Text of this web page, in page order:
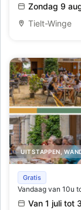
Zondag 9
Tielt-Winge
UITSTAPPEN,
Zomerbar
Gratis
Vandaag van 10u
Van 1 juli tot